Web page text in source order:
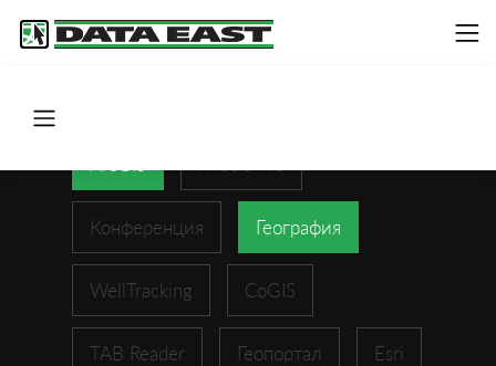
Конференция География
WellTracking CoGIS
TAB Reader Геопортал Esri